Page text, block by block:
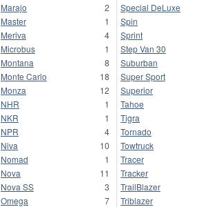
Marajo
2
Master
1
Meriva
4
Microbus
1
Montana
8
Monte Carlo
18
Monza
12
NHR
1
NKR
1
NPR
4
Niva
10
Nomad
1
Nova
11
Nova SS
3
Omega
7
Special DeLuxe
Spin
Sprint
Step Van 30
Suburban
Super Sport
Superior
Tahoe
Tigra
Tornado
Towtruck
Tracer
Tracker
TrailBlazer
Triblazer